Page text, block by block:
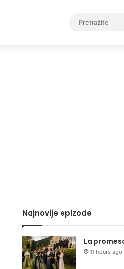
Najnovije epizode
La
11 hours ago